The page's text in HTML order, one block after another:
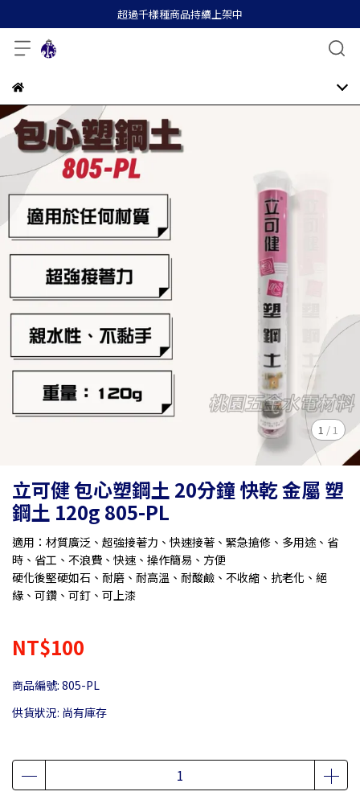
超過千樣種商品持續上架中
1 / 1
立可健 包心塑鋼土 20分鐘 快乾 金屬 塑
鋼土 120g 805-PL
適用：材質廣泛、超強接著力、快速接著、緊急搶修、多用途、省
時、省工、不浪費、快速、操作簡易、方便
硬化後堅硬如石、耐磨、耐高溫、耐酸鹼、不收縮、抗老化、絕
緣、可鑽、可釘、可上漆
NT$100
商品編號: 805-PL
供貨狀況: 尚有庫存